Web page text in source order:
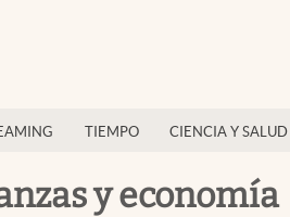
TIEMPO CIENCIA Y SALUD
y economía